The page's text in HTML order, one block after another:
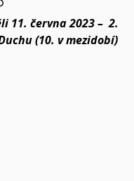
11. června 2023 –  2.
(10. v mezidobí)